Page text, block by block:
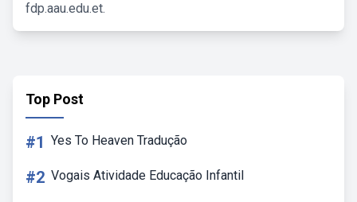
fdp.aau.edu.et.
Top Post
#1 Yes To Heaven Tradução
#2 Vogais Atividade Educação Infantil